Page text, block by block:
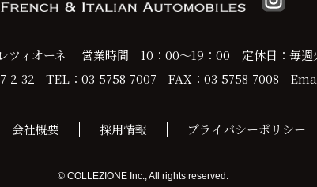
ツィオーネ 営業時間 10：00～19：00 定休日：毎週
2-32
TEL：03-5758-7007 FAX：03-5758-7008
会社概要 採用情報 プライバシーポリシー
© COLLEZIONE Inc., All rights reserved.